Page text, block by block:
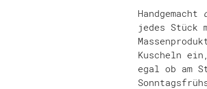
Handgemacht
jedes Stück
Kuscheln
egal ob am